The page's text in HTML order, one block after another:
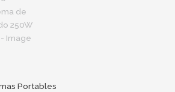
Portables